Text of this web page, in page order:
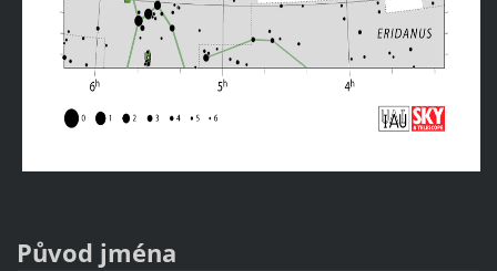
Původ jména